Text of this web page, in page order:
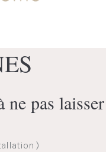
ne pas laisser
)